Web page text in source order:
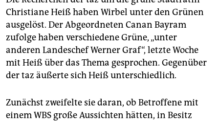
Christiane Heiß haben Wirbel unter den Grünen
ausgelöst. Der Abgeordneten Canan Bayram
zufolge haben verschiedene Grüne, „unter
anderen Landes­chef Werner Graf“, letzte Woche
mit Heiß über das Thema gesprochen. Gegenüber
der taz äußerte sich Heiß unterschiedlich.
Zunächst zweifelte sie daran, ob Betroffene mit
einem WBS große Aussichten hätten, in Besitz